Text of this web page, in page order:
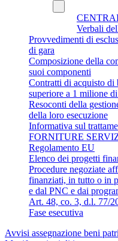
Verbali
Provvedimenti di
di gara
Composizione della
suoi componenti
Contratti di acquisto di
superiore a 1 milione
Resoconti della
della loro esecuzione
Informativa sul
FORNITURE
Regolamento EU
Elenco dei progetti
Procedure negoziate
finanziati, in tutto o in
e dal PNC e dai
Art. 48, co. 3, d.l. 77/
Fase esecutiva
Avvisi assegnazione beni